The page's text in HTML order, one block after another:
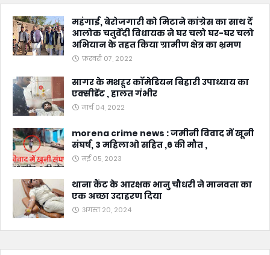
महंगाई, बेरोजगारी को मिटाने कांग्रेस का साथ दें
आलोक चतुर्वेदी विधायक ने घर चलो घर-घर चलो
अभियान के तहत किया ग्रामीण क्षेत्र का भ्रमण
फ़रवरी 07, 2022
सागर के मशहूर कॉमेडियन बिहारी उपाध्याय का
एक्सीडेंट , हालत गंभीर
मार्च 04, 2022
morena crime news : जमीनी विवाद में खूनी
संघर्ष, 3 महिलाओ सहित ,6 की मौत ,
मई 05, 2023
थाना कैंट के आरक्षक भानु चौधरी ने मानवता का
एक अच्छा उदाहरण दिया
अगस्त 20, 2024